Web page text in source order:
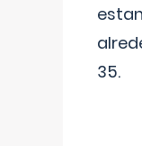
35.